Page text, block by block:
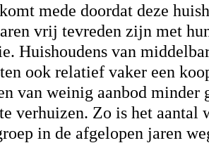
mede doordat deze
vrij tevreden zijn met
Huishoudens van
ook relatief vaker een
van weinig aanbod minder
verhuizen. Zo is het aantal
in de afgelopen jaren